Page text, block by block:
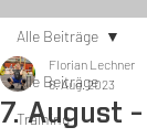
Alle Beiträge
Training
Alle Beiträge
7. August
Florian Lechner
6. Aug. 2023